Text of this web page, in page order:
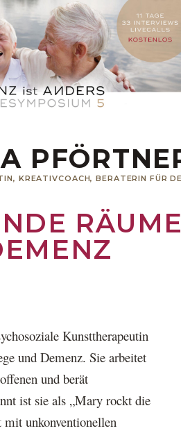
KREATIVCOACH, BERATERIN FÜR
Kunsttherapeutin
und Demenz. Sie arbeitet
und berät
ist sie als „Mary rockt die
unkonventionellen